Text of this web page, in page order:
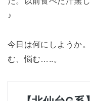
♪
今日は何にしようか
む、悩む…..。